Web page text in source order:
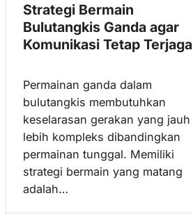
Strategi Bermain
Bulutangkis Ganda agar
Komunikasi Tetap Terjaga
Permainan ganda dalam
bulutangkis membutuhkan
keselarasan gerakan yang jauh
lebih kompleks dibandingkan
permainan tunggal. Memiliki
strategi bermain yang matang
adalah…